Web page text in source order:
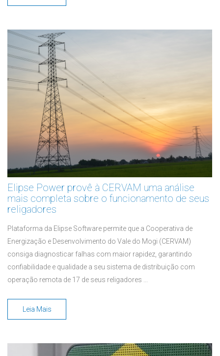
Elipse Power provê à CERVAM uma análise
mais completa sobre o funcionamento de seus
religadores
Plataforma da Elipse Software permite que a Cooperativa de
Energização e Desenvolvimento do Vale do Mogi (CERVAM)
consiga diagnosticar falhas com maior rapidez, garantindo
confiabilidade e qualidade a seu sistema de distribuição com
operação remota de 17 de seus religadores ...
Leia Mais